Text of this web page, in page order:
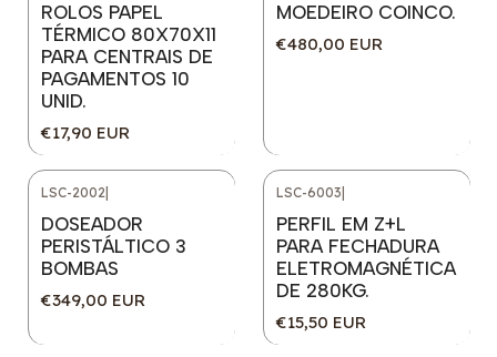
ROLOS PAPEL
TÉRMICO 80X70X11
PARA CENTRAIS DE
PAGAMENTOS 10
UNID.
€17,90 EUR
MOEDEIRO COINCO.
€480,00 EUR
LSC-2002
DOSEADOR
PERISTÁLTICO 3
BOMBAS
€349,00 EUR
LSC-6003
PERFIL EM Z+L
PARA FECHADURA
ELETROMAGNÉTICA
DE 280KG.
€15,50 EUR